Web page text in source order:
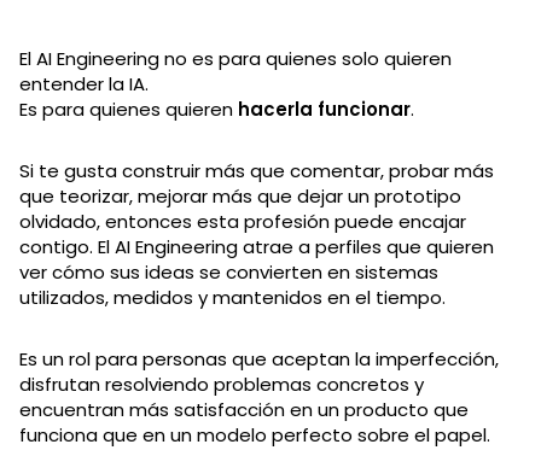
El AI Engineering no es para quienes solo quieren
entender la IA.
Es para quienes quieren hacerla funcionar.
Si te gusta construir más que comentar, probar más
que teorizar, mejorar más que dejar un prototipo
olvidado, entonces esta profesión puede encajar
contigo. El AI Engineering atrae a perfiles que quieren
ver cómo sus ideas se convierten en sistemas
utilizados, medidos y mantenidos en el tiempo.
Es un rol para personas que aceptan la imperfección,
disfrutan resolviendo problemas concretos y
encuentran más satisfacción en un producto que
funciona que en un modelo perfecto sobre el papel.